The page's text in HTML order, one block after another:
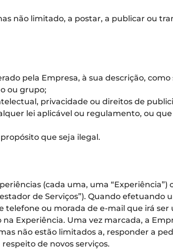
não limitado, a postar, a publicar ou
pela Empresa, à sua descrição,
ou grupo;
privacidade ou direitos de
lei aplicável ou regulamento, ou
que seja ilegal.
(cada uma, uma
de Serviços”). Quando efetuando
ou morada de e-mail que irá ser
Experiência. Uma vez marcada, a
não estão limitados a, responder a
de novos serviços.